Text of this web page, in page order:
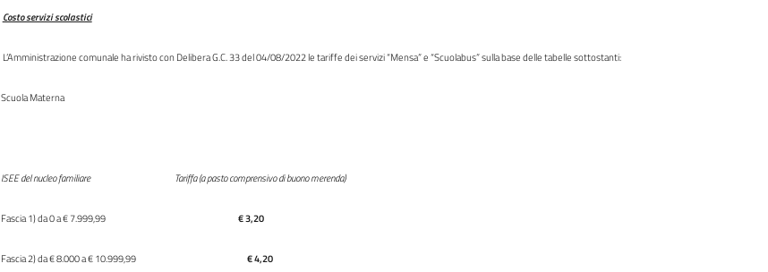
Costo servizi scolastici
L’Amministrazione comunale ha rivisto con Delibera G.C. 33 del 04/08/2022 le tariffe dei servizi “Mensa” e “Scuolabus” sulla base delle tabelle sottostanti:
Scuola Materna
ISEE del nucleo familiare Tariffa (a pasto comprensivo di buono merenda)
Fascia 1) da 0 a € 7.999,99 € 3,20
Fascia 2) da € 8.000 a € 10.999,99 € 4,20